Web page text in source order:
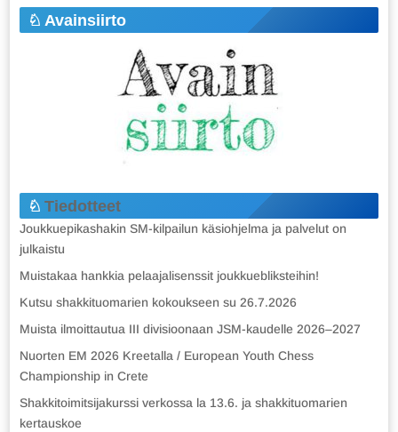
Avainsiirto
Tiedotteet
Joukkuepikashakin SM-kilpailun käsiohjelma ja palvelut on
julkaistu
Muistakaa hankkia pelaajalisenssit joukkuebliksteihin!
Kutsu shakkituomarien kokoukseen su 26.7.2026
Muista ilmoittautua III divisioonaan JSM-kaudelle 2026–2027
Nuorten EM 2026 Kreetalla / European Youth Chess
Championship in Crete
Shakkitoimitsijakurssi verkossa la 13.6. ja shakkituomarien
kertauskoe